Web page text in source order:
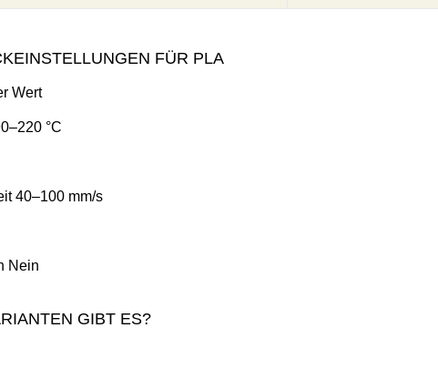
FÜR PLA
Wert
°C
40–100 mm/s
Nein
GIBT ES?